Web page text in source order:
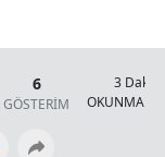
6
GÖSTERİM
3 Dakika
OKUNMA